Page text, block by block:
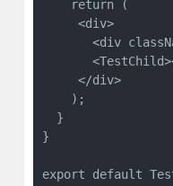
    return (
     <div>
<div
     </div>
    );
  }
}
export default